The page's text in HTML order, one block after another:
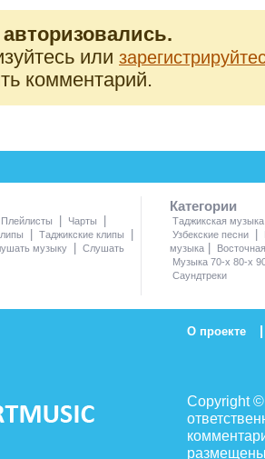
или
комментарий.
Плейлисты Чарты
Таджикские клипы
музыку
Слушать
Категории
Таджикская музыка
Узбекские песни
музыка
Музыка 70-х 80-х
Саундтреки
О проекте |
Copyright
размещены